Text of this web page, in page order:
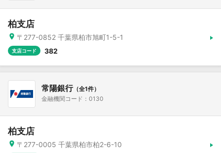
柏支店
〒277-0852 千葉県柏市旭町1-5-1
支店コード 382
常陽銀行（全1件）
金融機関コード：0130
柏支店
〒277-0005 千葉県柏市柏2-6-10